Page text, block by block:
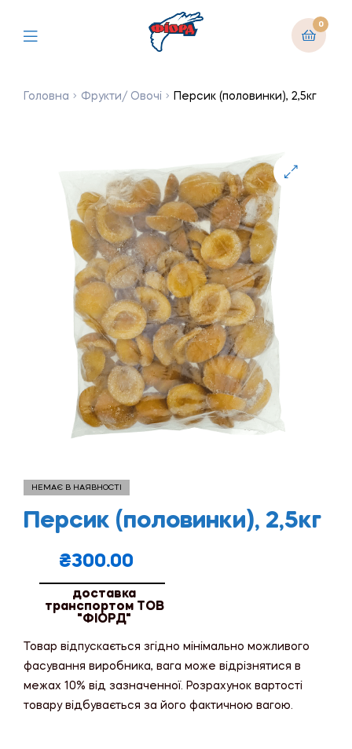
0
Головна Фрукти/ Овочі Персик (половинки), 2,5кг
НЕМАЄ В НАЯВНОСТІ
Персик (половинки), 2,5кг
₴300.00
доставка
транспортом ТОВ
"ФІОРД"
Товар відпускається згідно мінімально можливого
фасування виробника, вага може відрізнятися в
межах 10% від зазначенної. Розрахунок вартості
товару відбувається за його фактичною вагою.